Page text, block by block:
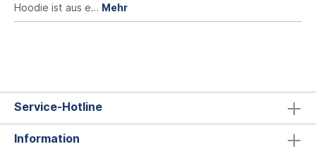
Hoodie ist aus e… Mehr
Service-Hotline
Information